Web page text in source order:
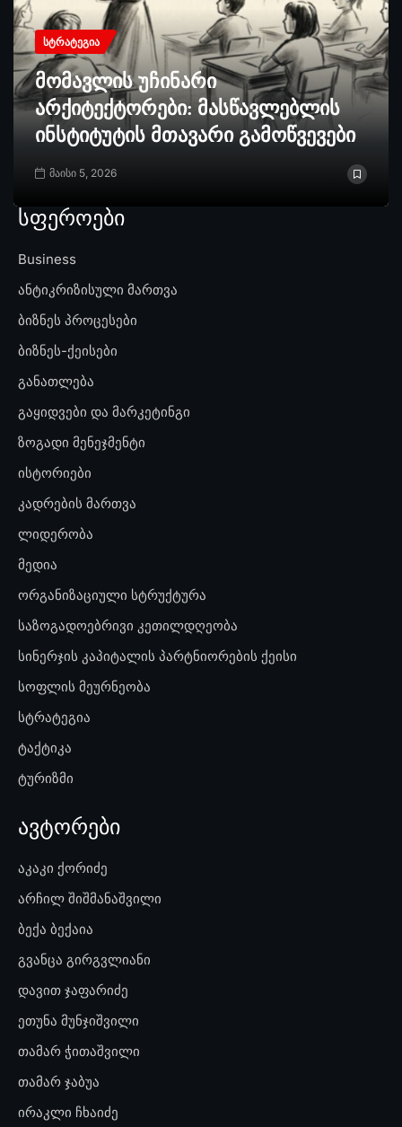
ᲡᲢᲠᲐᲢᲔᲒᲘᲐ
მომავლის უჩინარი
არქიტექტორები: მასწავლებლის
ინსტიტუტის მთავარი გამოწვევები
მაისი 5, 2026
სფეროები
Business
ანტიკრიზისული მართვა
ბიზნეს პროცესები
ბიზნეს-ქეისები
განათლება
გაყიდვები და მარკეტინგი
ზოგადი მენეჯმენტი
ისტორიები
კადრების მართვა
ლიდერობა
მედია
ორგანიზაციული სტრუქტურა
საზოგადოებრივი კეთილდღეობა
სინერჯის კაპიტალის პარტნიორების ქეისი
სოფლის მეურნეობა
სტრატეგია
ტაქტიკა
ტურიზმი
ავტორები
აკაკი ქორიძე
არჩილ შიშმანაშვილი
ბექა ბექაია
გვანცა გირგვლიანი
დავით ჯაფარიძე
ეთუნა მუნჯიშვილი
თამარ ჭითაშვილი
თამარ ჯაბუა
ირაკლი ჩხაიძე